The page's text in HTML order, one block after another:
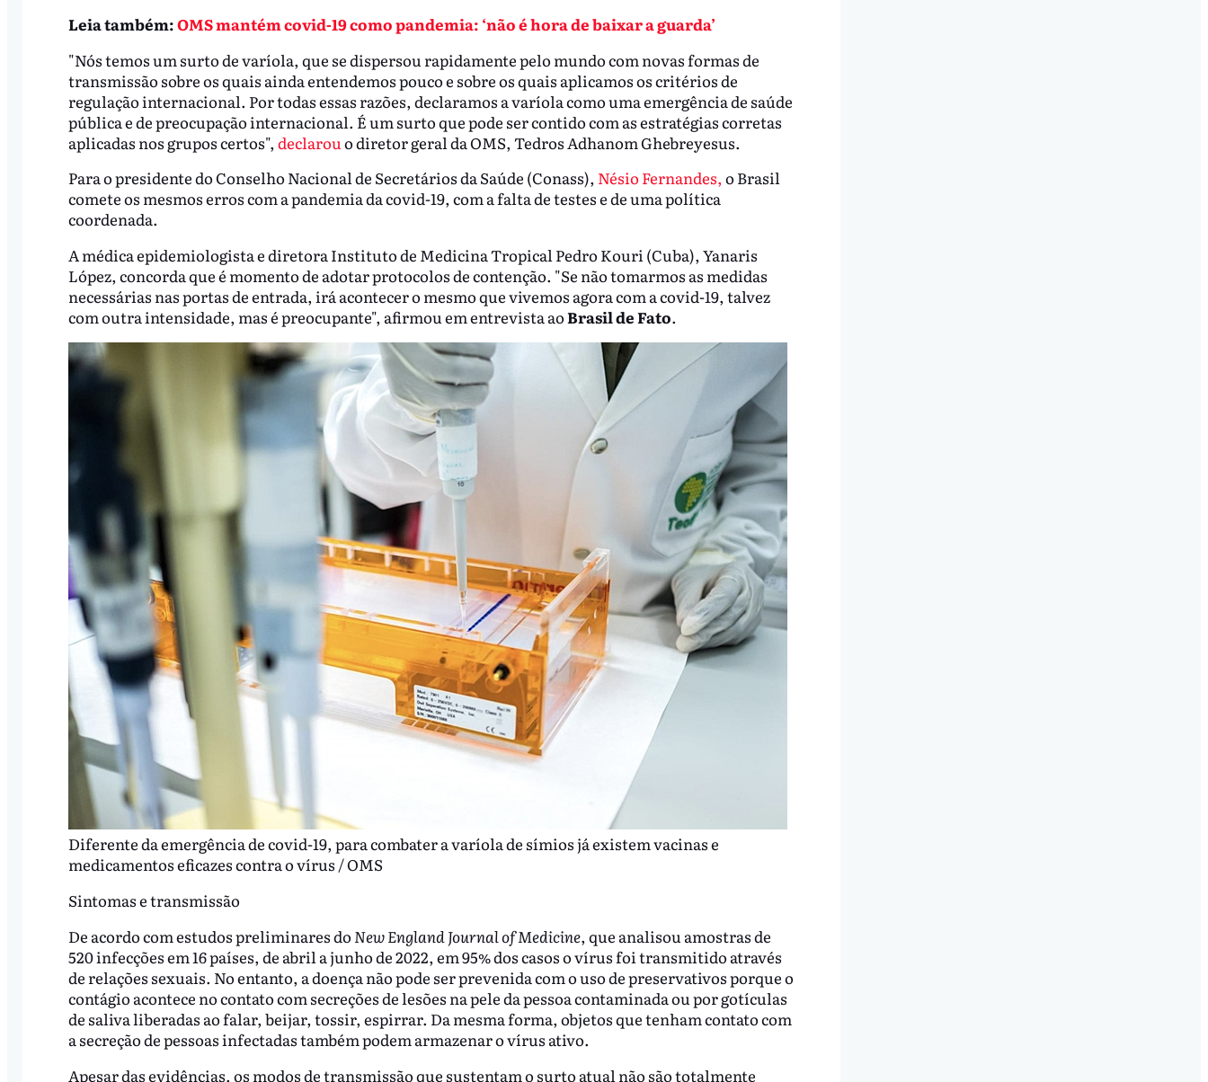
Leia também:OMS mantém covid-19 como pandemia: ‘não é hora de baixar a guarda’
"Nós temos um surto de varíola, que se dispersou rapidamente pelo mundo com novas formas de
transmissão sobre os quais ainda entendemos pouco e sobre os quais aplicamos os critérios de
regulação internacional. Por todas essas razões, declaramos a varíola como uma emergência de saúde
pública e de preocupação internacional. É um surto que pode ser contido com as estratégias corretas
aplicadas nos grupos certos", declarou o diretor geral da OMS, Tedros Adhanom Ghebreyesus.
Para o presidente do Conselho Nacional de Secretários da Saúde (Conass), Nésio Fernandes, o Brasil
comete os mesmos erros com a pandemia da covid-19, com a falta de testes e de uma política
coordenada.
A médica epidemiologista e diretora Instituto de Medicina Tropical Pedro Kouri (Cuba), Yanaris
López, concorda que é momento de adotar protocolos de contenção. "Se não tomarmos as medidas
necessárias nas portas de entrada, irá acontecer o mesmo que vivemos agora com a covid-19, talvez
com outra intensidade, mas é preocupante", afirmou em entrevista aoBrasil de Fato.
Diferente da emergência de covid-19, para combater a varíola de símios já existem vacinas e
medicamentos eficazes contra o vírus / OMS
Sintomas e transmissão
De acordo com estudos preliminares do New England Journal of Medicine, que analisou amostras de
520 infecções em 16 países, de abril a junho de 2022, em 95% dos casos o vírus foi transmitido através
de relações sexuais. No entanto, a doença não pode ser prevenida com o uso de preservativos porque o
contágio acontece no contato com secreções de lesões na pele da pessoa contaminada ou por gotículas
de saliva liberadas ao falar, beijar, tossir, espirrar. Da mesma forma, objetos que tenham contato com
a secreção de pessoas infectadas também podem armazenar o vírus ativo.
Apesar das evidências, os modos de transmissão que sustentam o surto atual não são totalmente